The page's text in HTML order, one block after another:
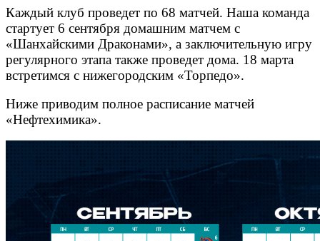
Каждый клуб проведет по 68 матчей. Наша команда
стартует 6 сентября домашним матчем с
«Шанхайскими Драконами», а заключительную игру
регулярного этапа также проведет дома. 18 марта
встретимся с нижегородским «Торпедо».
Ниже приводим полное расписание матчей
«Нефтехимика».